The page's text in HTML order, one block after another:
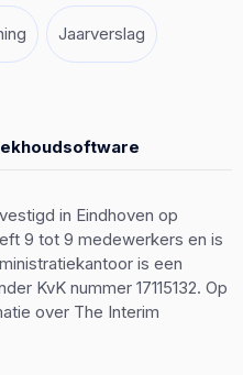
Jaarverslag
in Eindhoven op
9 tot 9 medewerkers en is
is een
KvK nummer 17115132. Op
over The Interim